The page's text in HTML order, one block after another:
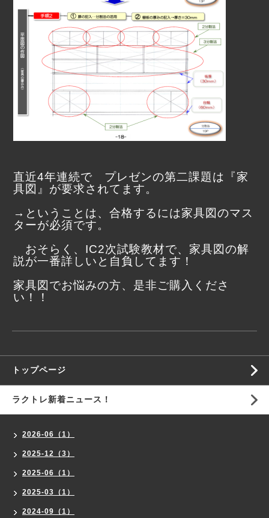
直近4年連続で プレゼンの第二課題は『家
具図』が要求されてます。
→ということは、合格するには家具図のマス
ターが必須です。
おそらく、IC2次試験教材で、家具図の解
説が一番詳しいと自負してます！
家具図でお悩みの方、是非ご購入くださ
い！！
トップページ
ラクトレ新着ニュース！
2026-06（1）
2025-12（3）
2025-06（1）
2025-03（1）
2024-09（1）